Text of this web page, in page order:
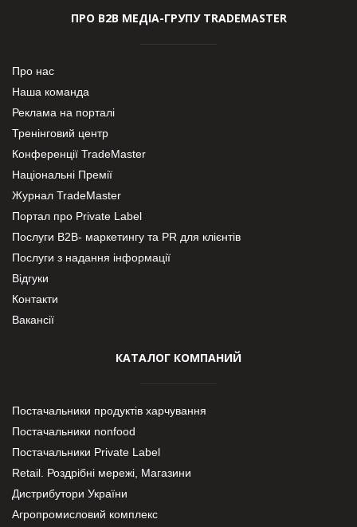
ПРО В2В МЕДІА-ГРУПУ TRADEMASTER
Про нас
Наша команда
Реклама на порталі
Тренінговий центр
Конференції TradeMaster
Національні Премії
Журнал TradeMaster
Портал про Private Label
Послуги В2В- маркетингу та PR для клієнтів
Послуги з надання інформації
Відгуки
Контакти
Вакансії
КАТАЛОГ КОМПАНИЙ
Постачальники продуктів харчування
Постачальники nonfood
Постачальники Private Label
Retail. Роздрібні мережі, Магазини
Дистрибутори України
Агропромисловий комплекс